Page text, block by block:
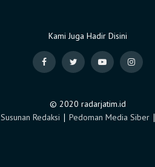
Kami Juga Hadir Disini
© 2020 radarjatim.id
Susunan Redaksi ∣ Pedoman Media Siber∣